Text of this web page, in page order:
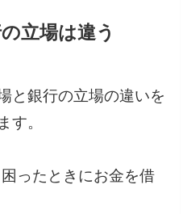
立場は違う
と銀行の立場の違いを
す。
ったときにお金を借